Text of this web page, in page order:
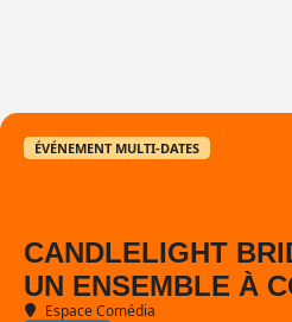
ÉVÉNEMENT MULTI-DATES
CANDLELIGHT
UN ENSEMBLE À
Espace Comédia